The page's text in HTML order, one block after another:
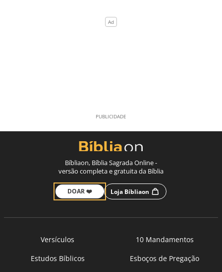
Bíbliaon, Bíblia Sagrada Online -
versão completa e gratuita da Bíblia
DOAR ❤️ Loja Bíbliaon
Versículos
10 Mandamentos
Estudos Bíblicos
Esboços de Pregação